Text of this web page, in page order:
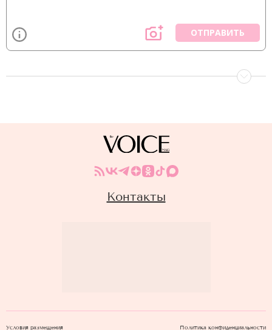
ОТПРАВИТЬ
Контакты
Условия размещения Политика конфиденциальности